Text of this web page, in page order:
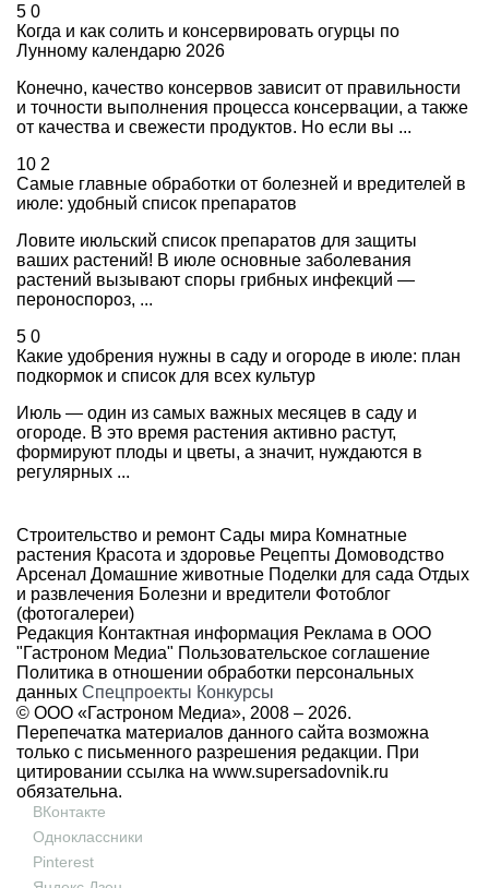
5 0
Когда и как солить и консервировать огурцы по
Лунному календарю 2026
Конечно, качество консервов зависит от правильности
и точности выполнения процесса консервации, а также
от качества и свежести продуктов. Но если вы ...
10 2
Самые главные обработки от болезней и вредителей в
июле: удобный список препаратов
Ловите июльский список препаратов для защиты
ваших растений! В июле основные заболевания
растений вызывают споры грибных инфекций —
пероноспороз, ...
5 0
Какие удобрения нужны в саду и огороде в июле: план
подкормок и список для всех культур
Июль — один из самых важных месяцев в саду и
огороде. В это время растения активно растут,
формируют плоды и цветы, а значит, нуждаются в
регулярных ...
Строительство и ремонт Сады мира Комнатные
растения Красота и здоровье Рецепты Домоводство
Арсенал Домашние животные Поделки для сада Отдых
и развлечения Болезни и вредители Фотоблог
(фотогалереи)
Редакция Контактная информация Реклама в ООО
"Гастроном Медиа" Пользовательское соглашение
Политика в отношении обработки персональных
данных Спецпроекты Конкурсы
© ООО «Гастроном Медиа», 2008 – 2026.
Перепечатка материалов данного сайта возможна
только с письменного разрешения редакции. При
цитировании ссылка на www.supersadovnik.ru
обязательна.
ВКонтакте
Одноклассники
Pinterest